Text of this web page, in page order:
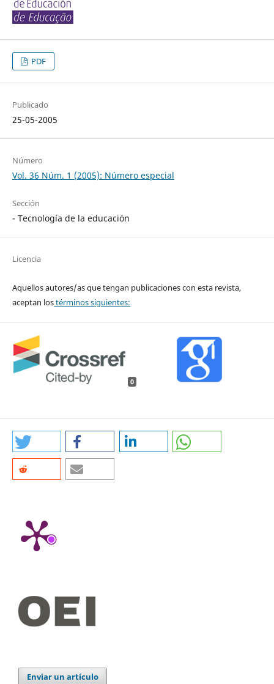
PDF
Publicado
25-05-2005
Número
Vol. 36 Núm. 1 (2005): Número especial
Sección
- Tecnología de la educación
Licencia
Aquellos autores/as que tengan publicaciones con esta revista,
aceptan lostérminos siguientes:
0
Enviar un artículo